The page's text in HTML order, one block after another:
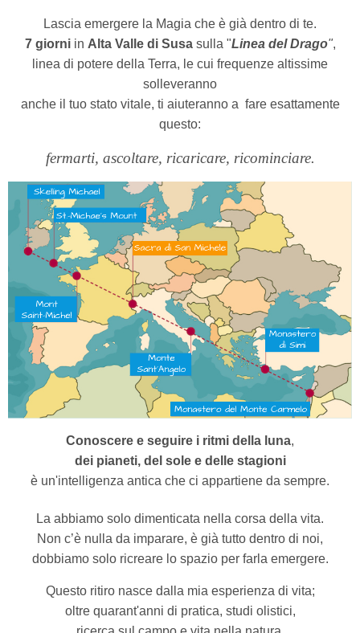
Lascia emergere la Magia che è già dentro di te.
7 giorniin Alta Valle di Susasulla "Linea del Drago",
linea di potere della Terra, le cui frequenze altissime
solleveranno
anche il tuo stato vitale, ti aiuteranno a fare esattamente
questo:
fermarti, ascoltare, ricaricare, ricominciare.
Conoscere e seguire i ritmi della luna,
dei pianeti, del sole e delle stagioni
è un'intelligenza antica che ci appartiene da sempre.
La abbiamo solo dimenticata nella corsa della vita.
Non c’è nulla da imparare, è già tutto dentro di noi,
dobbiamo solo ricreare lo spazio per farla emergere.
Questo ritiro nasce dalla mia esperienza di vita;
oltre quarant'anni di pratica, studi olistici,